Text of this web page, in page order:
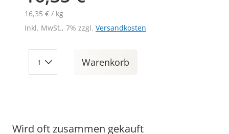
16,35 € / kg
Inkl. MwSt., 7% zzgl. Versandkosten
Warenkorb
Wird oft zusammen gekauft